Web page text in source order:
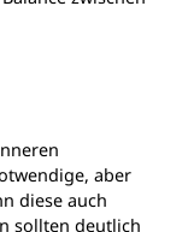
aber
diese auch
sollten deutlich